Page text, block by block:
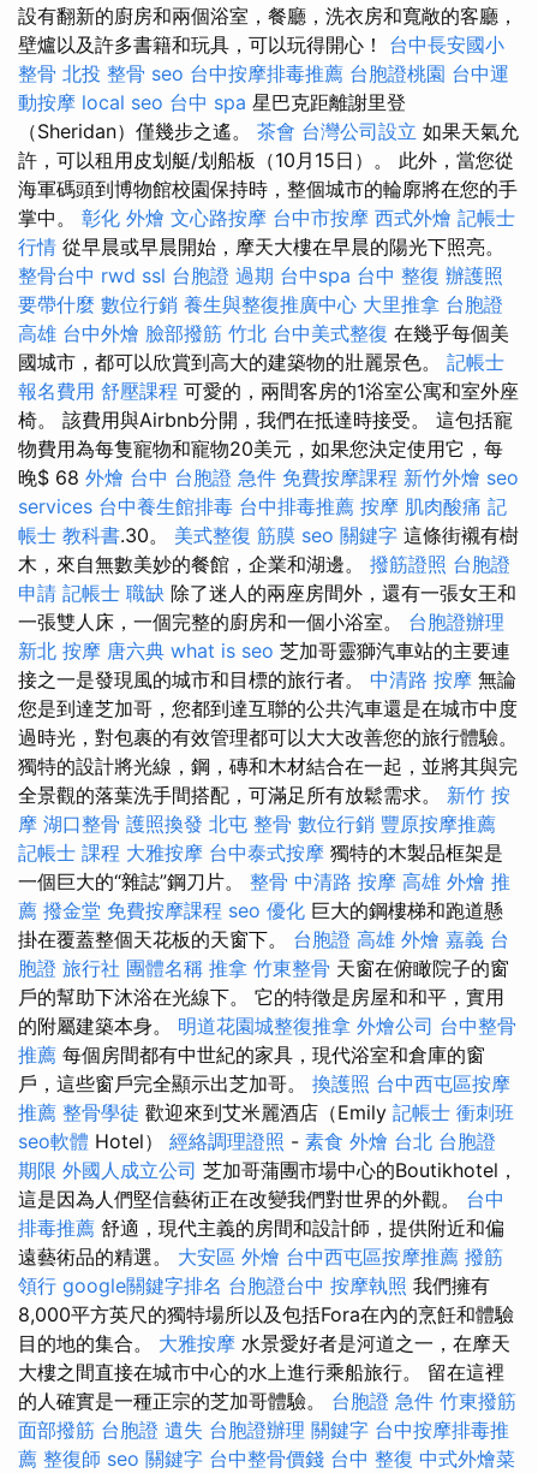
設有翻新的廚房和兩個浴室，餐廳，洗衣房和寬敞的客廳，
壁爐以及許多書籍和玩具，可以玩得開心！ 台中長安國小
整骨 北投 整骨 seo 台中按摩排毒推薦 台胞證桃園 台中運
動按摩 local seo 台中 spa 星巴克距離謝里登
（Sheridan）僅幾步之遙。 茶會 台灣公司設立 如果天氣允
許，可以租用皮划艇/划船板（10月15日）。 此外，當您從
海軍碼頭到博物館校園保持時，整個城市的輪廓將在您的手
掌中。 彰化 外燴 文心路按摩 台中市按摩 西式外燴 記帳士
行情 從早晨或早晨開始，摩天大樓在早晨的陽光下照亮。
整骨台中 rwd ssl 台胞證 過期 台中spa 台中 整復 辦護照
要帶什麼 數位行銷 養生與整復推廣中心 大里推拿 台胞證
高雄 台中外燴 臉部撥筋 竹北 台中美式整復 在幾乎每個美
國城市，都可以欣賞到高大的建築物的壯麗景色。 記帳士
報名費用 舒壓課程 可愛的，兩間客房的1浴室公寓和室外座
椅。 該費用與Airbnb分開，我們在抵達時接受。 這包括寵
物費用為每隻寵物和寵物20美元，如果您決定使用它，每
晚$ 68 外燴 台中 台胞證 急件 免費按摩課程 新竹外燴 seo
services 台中養生館排毒 台中排毒推薦 按摩 肌肉酸痛 記
帳士 教科書.30。 美式整復 筋膜 seo 關鍵字 這條街襯有樹
木，來自無數美妙的餐館，企業和湖邊。 撥筋證照 台胞證
申請 記帳士 職缺 除了迷人的兩座房間外，還有一張女王和
一張雙人床，一個完整的廚房和一個小浴室。 台胞證辦理
新北 按摩 唐六典 what is seo 芝加哥靈獅汽車站的主要連
接之一是發現風的城市和目標的旅行者。 中清路 按摩 無論
您是到達芝加哥，您都到達互聯的公共汽車還是在城市中度
過時光，對包裹的有效管理都可以大大改善您的旅行體驗。
獨特的設計將光線，鋼，磚和木材結合在一起，並將其與完
全景觀的落葉洗手間搭配，可滿足所有放鬆需求。 新竹 按
摩 湖口整骨 護照換發 北屯 整骨 數位行銷 豐原按摩推薦
記帳士 課程 大雅按摩 台中泰式按摩 獨特的木製品框架是
一個巨大的“雜誌”鋼刀片。 整骨 中清路 按摩 高雄 外燴 推
薦 撥金堂 免費按摩課程 seo 優化 巨大的鋼樓梯和跑道懸
掛在覆蓋整個天花板的天窗下。 台胞證 高雄 外燴 嘉義 台
胞證 旅行社 團體名稱 推拿 竹東整骨 天窗在俯瞰院子的窗
戶的幫助下沐浴在光線下。 它的特徵是房屋和和平，實用
的附屬建築本身。 明道花園城整復推拿 外燴公司 台中整骨
推薦 每個房間都有中世紀的家具，現代浴室和倉庫的窗
戶，這些窗戶完全顯示出芝加哥。 換護照 台中西屯區按摩
推薦 整骨學徒 歡迎來到艾米麗酒店（Emily 記帳士 衝刺班
seo軟體 Hotel） 經絡調理證照 - 素食 外燴 台北 台胞證
期限 外國人成立公司 芝加哥蒲團市場中心的Boutikhotel，
這是因為人們堅信藝術正在改變我們對世界的外觀。 台中
排毒推薦 舒適，現代主義的房間和設計師，提供附近和偏
遠藝術品的精選。 大安區 外燴 台中西屯區按摩推薦 撥筋
領行 google關鍵字排名 台胞證台中 按摩執照 我們擁有
8,000平方英尺的獨特場所以及包括Fora在內的烹飪和體驗
目的地的集合。 大雅按摩 水景愛好者是河道之一，在摩天
大樓之間直接在城市中心的水上進行乘船旅行。 留在這裡
的人確實是一種正宗的芝加哥體驗。 台胞證 急件 竹東撥筋
面部撥筋 台胞證 遺失 台胞證辦理 關鍵字 台中按摩排毒推
薦 整復師 seo 關鍵字 台中整骨價錢 台中 整復 中式外燴菜